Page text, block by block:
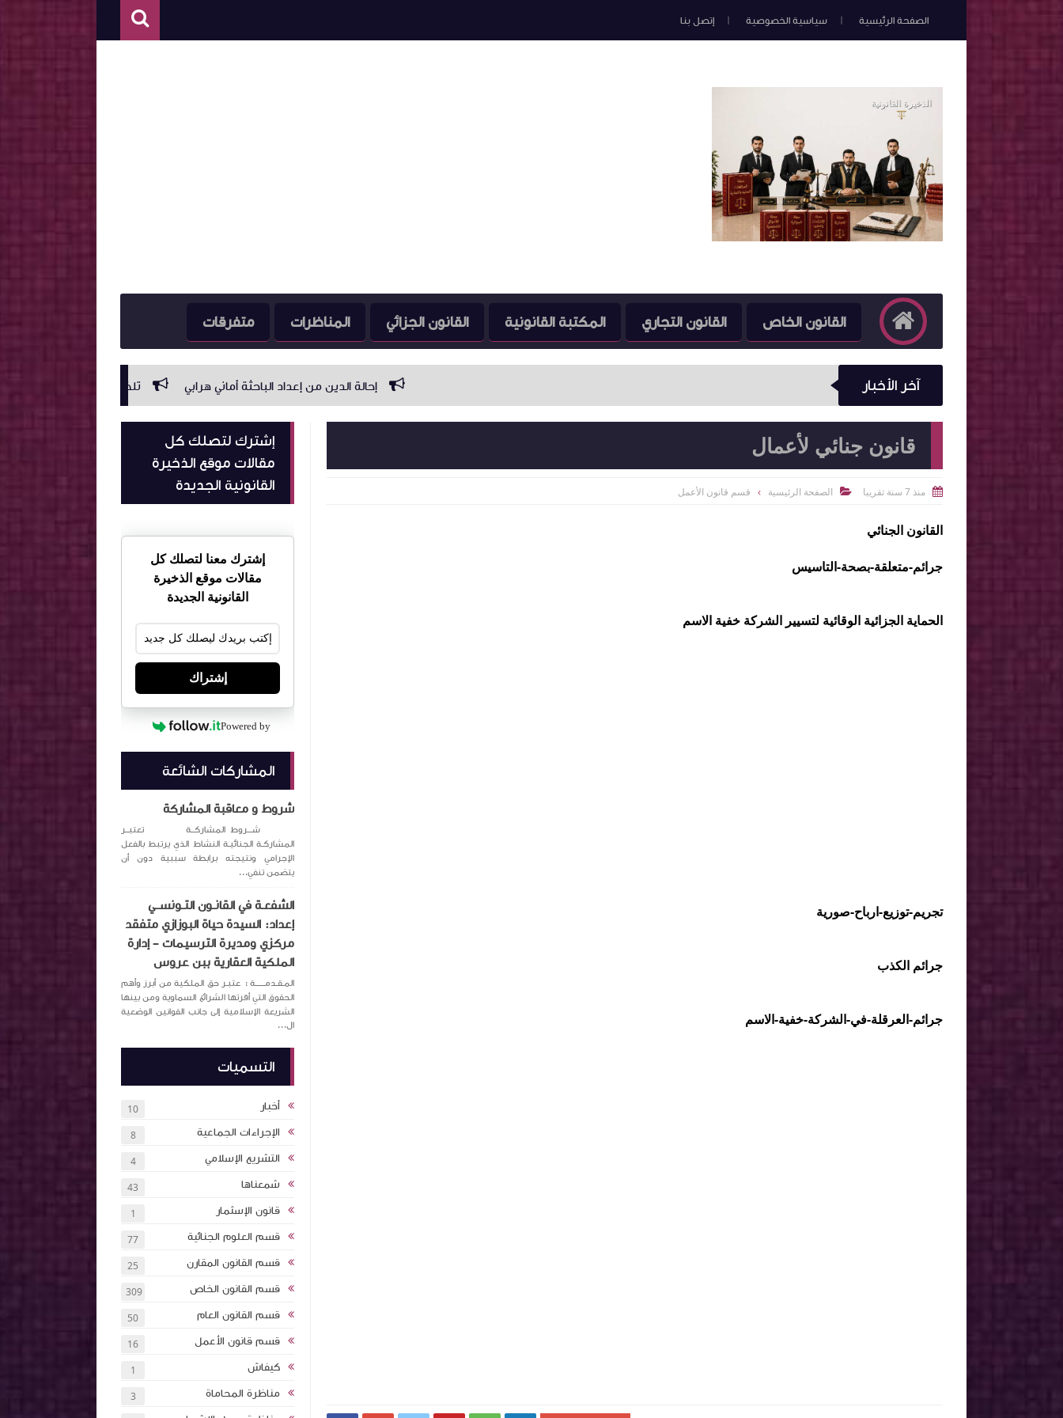
الصفحة الرئيسية سياسية الخصوصية إتصل بنا
القانون الخاص القانون التجاري المكتبة القانونية القانون الجزائي المناظرات متفرقات
آخر الأخبار إحالة الدين من إعداد الباحثة أماني هرابي تلخيص الرهن من إعداد الباحثة أماني
قانون جنائي لأعمال
 منذ 7 سنة تقريبا  الصفحة الرئيسية قسم قانون الأعمل
القانون الجنائي
جرائم-متعلقة-بصحة-التاسيس
الحماية الجزائية الوقائية لتسيير الشركة خفية الاسم
تجريم-توزيع-ارباح-صورية
جرائم الكذب
جرائم-العرقلة-في-الشركة-خفية-الاسم
إشترك لتصلك كل
مقالات موقع الذخيرة
القانونية الجديدة
إشترك معنا لتصلك كل
مقالات موقع الذخيرة
القانونية الجديدة
إشتراك
Powered by
المشاركات الشائعة
شروط و معاقبة المشاركة
شـــروط المشاركــة تعتبــر
المشاركـة الجنائيـة النشاط الذي يرتبط بالفعل
الإجرامي ونتيجته برابطة سببية دون أن
يتضمن تنفي...
الشفعـة في القانـون التـونســي
إعداد: السيدة حياة البوزازي متفقد
مركزي ومديرة الترسيمات – إدارة
الملكية العقارية ببن عروس
المـقـدمــــــة : عتبـر حق الملكية من أبرز وأهم
الحقوق التي أقرتها الشرائع السماوية ومن بينها
الشريعة الإسلامية إلى جانب القوانين الوضعية
ال...
التسميات
أخبار 10
الإجراءات الجماعية 8
التشريع الإسلامي 4
شمعناها 43
قانون الإسثمار 1
قسم العلوم الجنائية 77
قسم القانون المقارن 25
قسم القانون الخاص 309
قسم القانون العام 50
قسم قانون الأعمل 16
كيفاش 1
مناظرة المحاماة 3